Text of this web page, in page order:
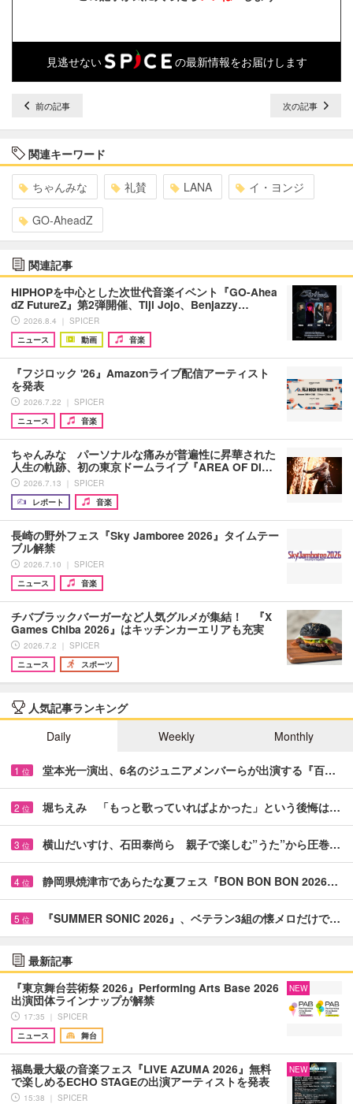
見逃せない の最新情報をお届けします
前の記事 次の記事
関連キーワード
ちゃんみな 礼賛 LANA イ・ヨンジ
GO-AheadZ
関連記事
HIPHOPを中心とした次世代音楽イベント『GO-Ahea
dZ FutureZ』第2弾開催、Tiji Jojo、Benjazzy…
2026.8.4 ｜ SPICER
ニュース
動画 音楽
『フジロック '26』Amazonライブ配信アーティスト
を発表
2026.7.22 ｜ SPICER
ニュース
音楽
ちゃんみな パーソナルな痛みが普遍性に昇華された
人生の軌跡、初の東京ドームライブ『AREA OF DI…
2026.7.13 ｜ SPICER
レポート
音楽
長崎の野外フェス『Sky Jamboree 2026』タイムテー
ブル解禁
2026.7.10 ｜ SPICER
ニュース
音楽
チバブラックバーガーなど人気グルメが集結！ 『X
Games Chiba 2026』はキッチンカーエリアも充実
2026.7.2 ｜ SPICER
ニュース
スポーツ
人気記事ランキング
Daily
Weekly Monthly
1 位 堂本光一演出、6名のジュニアメンバーらが出演する『百…
2 位 堀ちえみ 「もっと歌っていればよかった」という後悔は…
3 位 横山だいすけ、石田泰尚ら 親子で楽しむ”うた”から圧巻…
4 位 静岡県焼津市であらたな夏フェス『BON BON BON 2026…
5 位 『SUMMER SONIC 2026』、ベテラン3組の懐メロだけで…
最新記事
『東京舞台芸術祭 2026』Performing Arts Base 2026
出演団体ラインナップが解禁
17:35 ｜ SPICER
ニュース
舞台
NEW
福島最大級の音楽フェス『LIVE AZUMA 2026』無料
で楽しめるECHO STAGEの出演アーティストを発表
15:38 ｜ SPICER
NEW